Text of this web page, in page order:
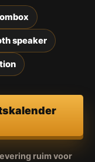
speaker
ruim voor